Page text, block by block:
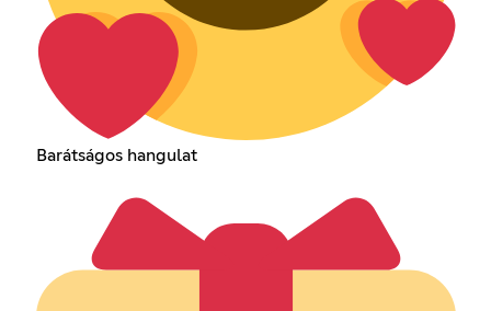
Barátságos hangulat